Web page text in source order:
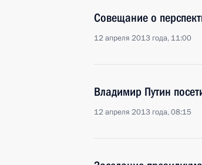
Совещание о
12 апреля 2013 года, 11:00
Владимир Путин
12 апреля 2013 года, 08:15